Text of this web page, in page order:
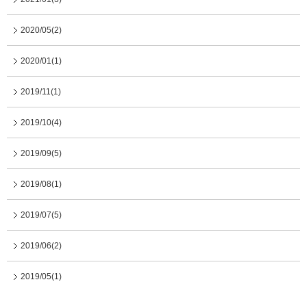
2020/05(2)
2020/01(1)
2019/11(1)
2019/10(4)
2019/09(5)
2019/08(1)
2019/07(5)
2019/06(2)
2019/05(1)